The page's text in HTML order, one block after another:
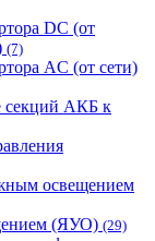
DC (от
(7)
AC (от сети)
АКБ к
освещением
(ЯУО) (29)